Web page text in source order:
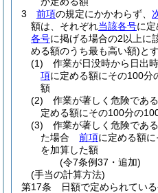
3
前項の規定にかかわらず、
額は、それぞれ当該各号に
各号に掲げる場合の2以上に
める額のうち最も高い額)と
(1)
作業が日没時から日出
項に定める額にその100分
額
(2)
作業が著しく危険であ
定める額にその100分の
(3)
作業が著しく危険であ
た場合 前項に定める額
を加算した額
(令7条例37・追加)
(手当の計算方法)
第17条
日額で定められてい